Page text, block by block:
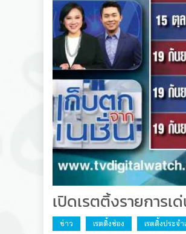
เปิดเรตติ้งรายการเ
ข่าว เรตติ้งช่อง เรตติ้งประจ